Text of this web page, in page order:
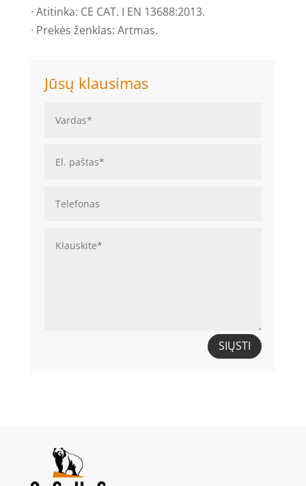
· Atitinka: CE CAT. I EN 13688:2013.
· Prekės ženklas: Artmas.
Jūsų klausimas
SIŲSTI